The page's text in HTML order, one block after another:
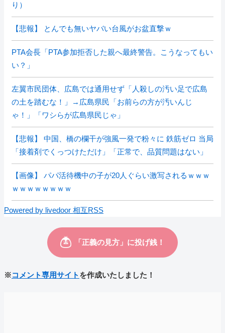
り）
【悲報】 とんでも無いヤバい台風がお盆直撃ｗ
PTA会長「PTA参加拒否した親へ最終警告。こうなってもい
い？」
左翼市民団体、広島では通用せず「人殺しの汚い足で広島
の土を踏むな！」→広島県民「お前らの方が汚いんじ
ゃ！」「ワシらが広島県民じゃ」
【悲報】 中国、橋の欄干が強風一発で粉々に 鉄筋ゼロ 当局
「接着剤でくっつけただけ」「正常で、品質問題はない」
【画像】 パパ活待機中の子が20人ぐらい激写されるｗｗｗ
ｗｗｗｗｗｗｗｗ
Powered by livedoor 相互RSS
※コメント専用サイト を作成いたしました！